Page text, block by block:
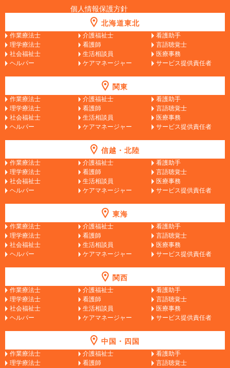
個人情報保護方針
北海道東北
作業療法士 介護福祉士
看護助手
理学療法士
看護師
言語聴覚士
社会福祉士
生活相談員
医療事務
ヘルパー
ケアマネージャー サービス提供責任者
関東
作業療法士 介護福祉士
看護助手
理学療法士
看護師
言語聴覚士
社会福祉士
生活相談員
医療事務
ヘルパー
ケアマネージャー サービス提供責任者
信越・北陸
作業療法士 介護福祉士
看護助手
理学療法士
看護師
言語聴覚士
社会福祉士
生活相談員
医療事務
ヘルパー
ケアマネージャー サービス提供責任者
東海
作業療法士 介護福祉士
看護助手
理学療法士
看護師
言語聴覚士
社会福祉士
生活相談員
医療事務
ヘルパー
ケアマネージャー サービス提供責任者
関西
作業療法士 介護福祉士
看護助手
理学療法士
看護師
言語聴覚士
社会福祉士
生活相談員
医療事務
ヘルパー
ケアマネージャー サービス提供責任者
中国・四国
作業療法士 介護福祉士
看護助手
理学療法士
看護師
言語聴覚士